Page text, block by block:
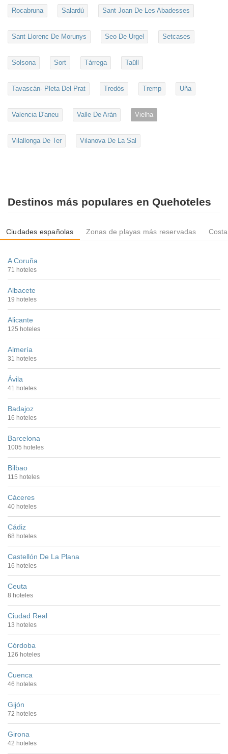
Rocabruna Salardú Sant Joan De Les Abadesses
Sant Llorenc De Morunys Seo De Urgel Setcases
Solsona Sort Tárrega Taüll
Tavascán- Pleta Del Prat Tredós Tremp Uña
Valencia D'aneu Valle De Arán Vielha
Vilallonga De Ter Vilanova De La Sal
Destinos más populares en Quehoteles
Ciudades españolas Zonas de playas más reservadas
A Coruña
71 hoteles
Albacete
19 hoteles
Alicante
125 hoteles
Almería
31 hoteles
Ávila
41 hoteles
Badajoz
16 hoteles
Barcelona
1005 hoteles
Bilbao
115 hoteles
Cáceres
40 hoteles
Cádiz
68 hoteles
Castellón De La Plana
16 hoteles
Ceuta
8 hoteles
Ciudad Real
13 hoteles
Córdoba
126 hoteles
Cuenca
46 hoteles
Gijón
72 hoteles
Girona
42 hoteles